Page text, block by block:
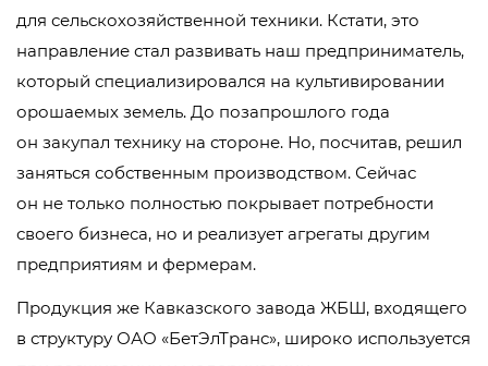
для сельскохозяйственной техники. Кстати, это
направление стал развивать наш предприниматель,
который специализировался на культивировании
орошаемых земель. До позапрошлого года
он закупал технику на стороне. Но, посчитав, решил
заняться собственным производством. Сейчас
он не только полностью покрывает потребности
своего бизнеса, но и реализует агрегаты другим
предприятиям и фермерам.
Продукция же Кавказского завода ЖБШ, входящего
в структуру ОАО «БетЭлТранс», широко используется